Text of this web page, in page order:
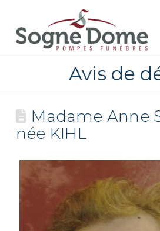
Avis de
Madame Anne
née KIHL